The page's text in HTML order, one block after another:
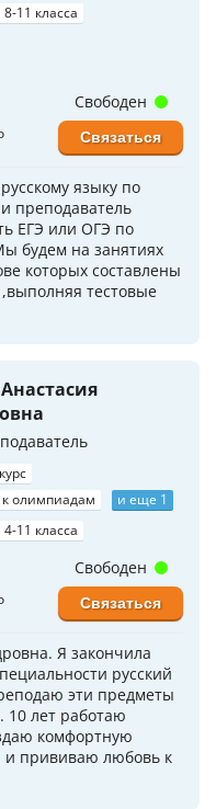
11 класса
языку по
преподаватель
ЕГЭ или ОГЭ по
будем на занятиях
которых составлены
тестовые
Свободен
Связаться
к олимпиадам
и еще 1
11 класса
Я закончила
русский
эти предметы
10 лет работаю
комфортную
и прививаю любовь к
Свободен
Связаться